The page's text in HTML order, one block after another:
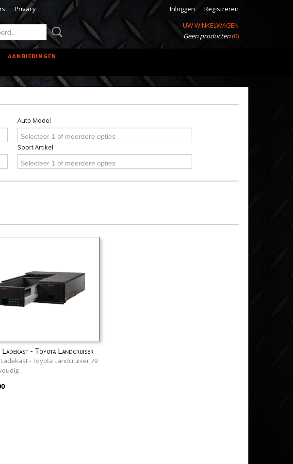
Privacy Inloggen
Registreren
UW WINKELWAGEN
Geen producten(0)
AANBIEDINGEN
Auto Model
Selecteer 1 of meerdere opties
Soort Artikel
Selecteer 1 of meerdere opties
- Toyota Landcruiser
- Toyota Landcruiser 79